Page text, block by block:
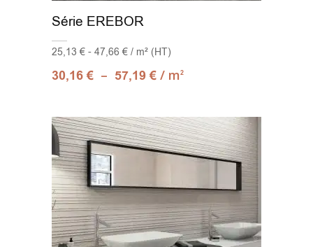
Série EREBOR
25,13 € - 47,66 € / m² (HT)
30,16€ – 57,19€ / m2